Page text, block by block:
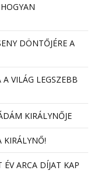
DÖNTŐJÉRE A
VILÁG LEGSZEBB
KIRÁLYNŐJE
KIRÁLYNŐ!
ARCA DÍJAT KAP